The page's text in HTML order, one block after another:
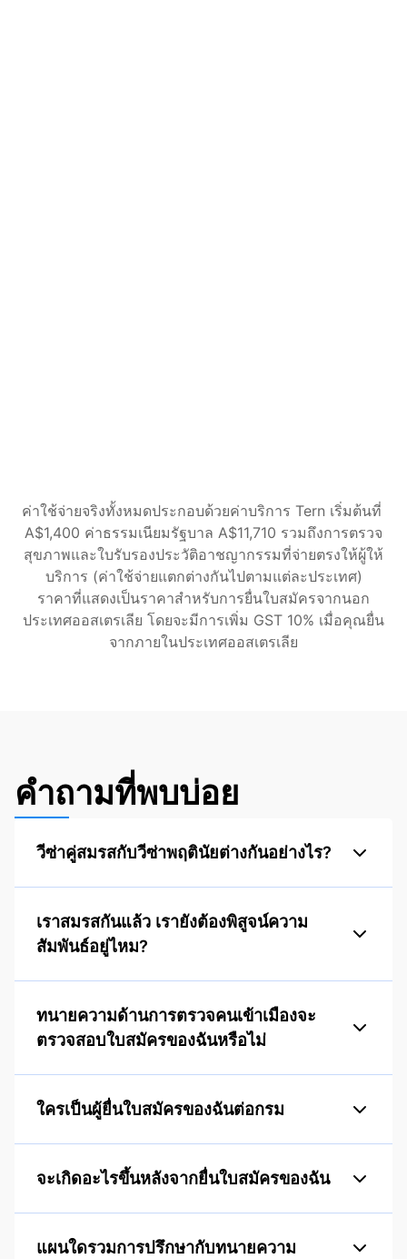
เริ่มต้นเลย
ค่าใช้จ่ายจริงทั้งหมดประกอบด้วยค่าบริการ Tern เริ่มต้นที่
A$1,400 ค่าธรรมเนียมรัฐบาล A$11,710 รวมถึงการตรวจ
สุขภาพและใบรับรองประวัติอาชญากรรมที่จ่ายตรงให้ผู้ให้
บริการ (ค่าใช้จ่ายแตกต่างกันไปตามแต่ละประเทศ)
ราคาที่แสดงเป็นราคาสำหรับการยื่นใบสมัครจากนอก
ประเทศออสเตรเลีย โดยจะมีการเพิ่ม GST 10% เมื่อคุณยื่น
จากภายในประเทศออสเตรเลีย
คำถามที่พบบ่อย
วีซ่าคู่สมรสกับวีซ่าพฤตินัยต่างกันอย่างไร?
เราสมรสกันแล้ว เรายังต้องพิสูจน์ความ
สัมพันธ์อยู่ไหม?
ทนายความด้านการตรวจคนเข้าเมืองจะ
ตรวจสอบใบสมัครของฉันหรือไม่
ใครเป็นผู้ยื่นใบสมัครของฉันต่อกรม
จะเกิดอะไรขึ้นหลังจากยื่นใบสมัครของฉัน
แผนใดรวมการปรึกษากับทนายความ